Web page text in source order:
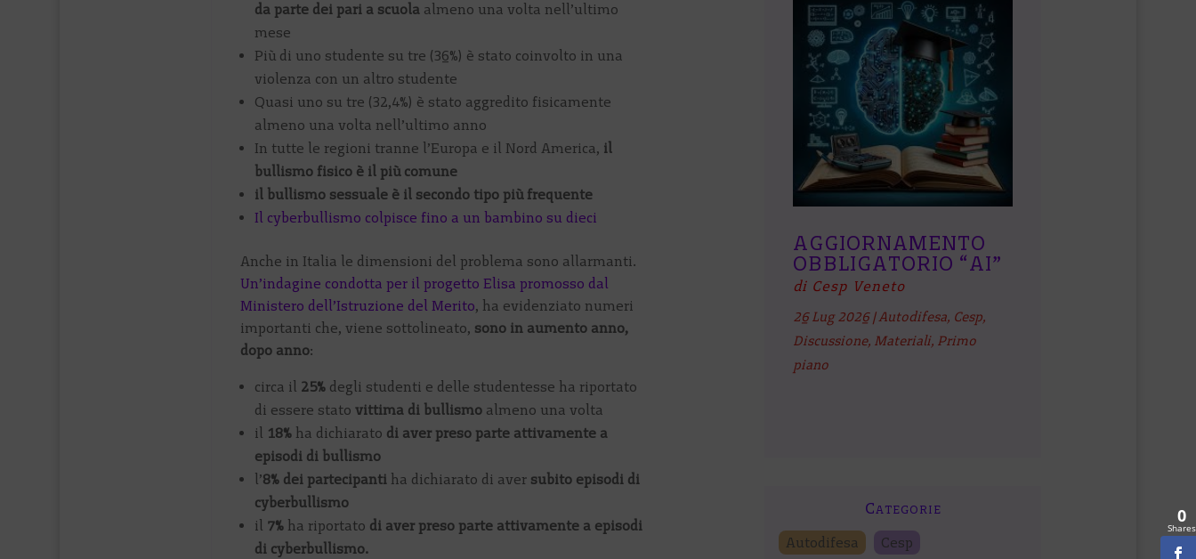
da parte dei pari a scuola almeno una volta nell’ultimo
mese
Più di uno studente su tre (36%) è stato coinvolto in una
violenza con un altro studente
Quasi uno su tre (32,4%) è stato aggredito fisicamente
almeno una volta nell’ultimo anno
In tutte le regioni tranne l’Europa e il Nord America, il
bullismo fisico è il più comune
il bullismo sessuale è il secondo tipo più frequente
Il cyberbullismo colpisce fino a un bambino su dieci
Anche in Italia le dimensioni del problema sono allarmanti.
Un’indagine condotta per il progetto Elisa promosso dal
Ministero dell’Istruzione del Merito, ha evidenziato numeri
importanti che, viene sottolineato, sono in aumento anno,
dopo anno:
circa il 25%degli studenti e delle studentesse ha riportato
di essere stato vittima di bullismoalmeno una volta
il 18% ha dichiarato di aver preso parte attivamente a
episodi di bullismo
l’8% dei partecipanti ha dichiarato di aversubito episodi di
cyberbullismo
il 7% ha riportato di aver preso parte attivamente a episodi
di cyberbullismo.
AGGIORNAMENTO
OBBLIGATORIO “AI”
di Cesp Veneto
26 Lug 2026|Autodifesa, Cesp,
Discussione, Materiali, Primo
piano
Categorie
Autodifesa
Cesp
0
Shares